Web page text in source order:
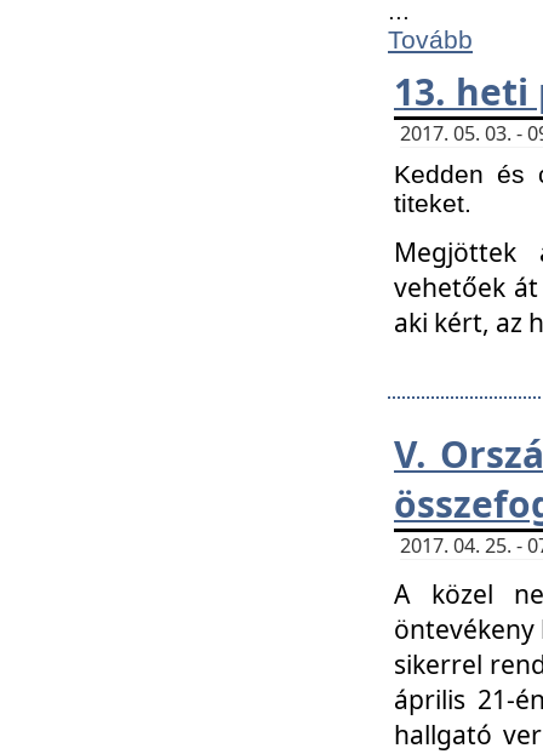
Tovább
13.
2017. 05. 03. -
Kedden és
titeket.
Megjöttek
vehetőek
aki kért, az
V.
2017. 04. 25. -
A közel
öntevékeny
sikerrel
április 21-
hallgató